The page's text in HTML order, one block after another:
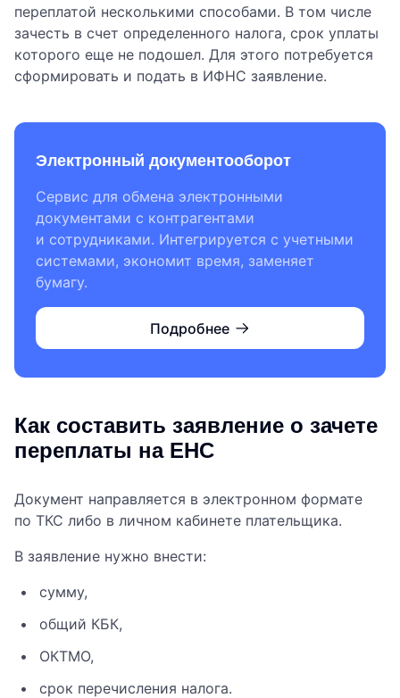
переплатой несколькими способами. В том числе
зачесть в счет определенного налога, срок уплаты
которого еще не подошел. Для этого потребуется
сформировать и подать в ИФНС заявление.
Электронный документооборот
Сервис для обмена электронными
документами с контрагентами
и сотрудниками. Интегрируется с учетными
системами, экономит время, заменяет
бумагу.
Подробнее
Как составить заявление о зачете
переплаты на ЕНС
Документ направляется в электронном формате
по ТКС либо в личном кабинете плательщика.
В заявление нужно внести:
сумму,
общий КБК,
ОКТМО,
срок перечисления налога.